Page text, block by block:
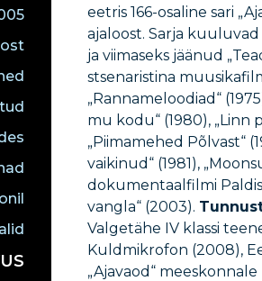
eetris 166-osaline sari
ajaloost. Sarja
ja viimaseks jäänud
stsenaristina
„Rannameloodiad“
mu kodu“ (1980), „Linn
„Piimamehed Põlvast“
vaikinud“ (1981),
dokumentaalfilmi
vangla“ (2003).
Valgetähe IV klassi
Kuldmikrofon (2008),
„Ajavaod“ meeskonnale